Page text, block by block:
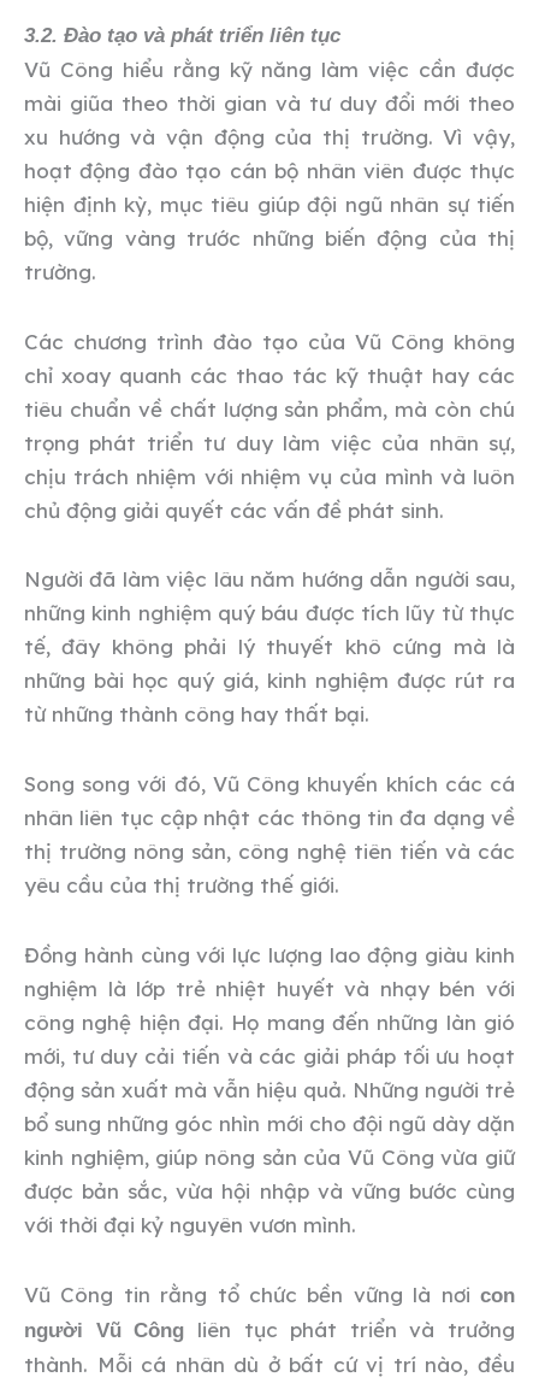
3.2. Đào tạo và phát triển liên tục
Vũ Công hiểu rằng kỹ năng làm việc cần được
mài giũa theo thời gian và tư duy đổi mới theo
xu hướng và vận động của thị trường. Vì vậy,
hoạt động đào tạo cán bộ nhân viên được thực
hiện định kỳ, mục tiêu giúp đội ngũ nhân sự tiến
bộ, vững vàng trước những biến động của thị
trường.
Các chương trình đào tạo của Vũ Công không
chỉ xoay quanh các thao tác kỹ thuật hay các
tiêu chuẩn về chất lượng sản phẩm, mà còn chú
trọng phát triển tư duy làm việc của nhân sự,
chịu trách nhiệm với nhiệm vụ của mình và luôn
chủ động giải quyết các vấn đề phát sinh.
Người đã làm việc lâu năm hướng dẫn người sau,
những kinh nghiệm quý báu được tích lũy từ thực
tế, đây không phải lý thuyết khô cứng mà là
những bài học quý giá, kinh nghiệm được rút ra
từ những thành công hay thất bại.
Song song với đó, Vũ Công khuyến khích các cá
nhân liên tục cập nhật các thông tin đa dạng về
thị trường nông sản, công nghệ tiên tiến và các
yêu cầu của thị trường thế giới.
Đồng hành cùng với lực lượng lao động giàu kinh
nghiệm là lớp trẻ nhiệt huyết và nhạy bén với
công nghệ hiện đại. Họ mang đến những làn gió
mới, tư duy cải tiến và các giải pháp tối ưu hoạt
động sản xuất mà vẫn hiệu quả. Những người trẻ
bổ sung những góc nhìn mới cho đội ngũ dày dặn
kinh nghiệm, giúp nông sản của Vũ Công vừa giữ
được bản sắc, vừa hội nhập và vững bước cùng
với thời đại kỷ nguyên vươn mình.
Vũ Công tin rằng tổ chức bền vững là nơi con
người Vũ Công liên tục phát triển và trưởng
thành. Mỗi cá nhân dù ở bất cứ vị trí nào, đều